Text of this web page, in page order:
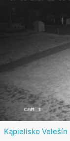
Kąpielisko Velešín